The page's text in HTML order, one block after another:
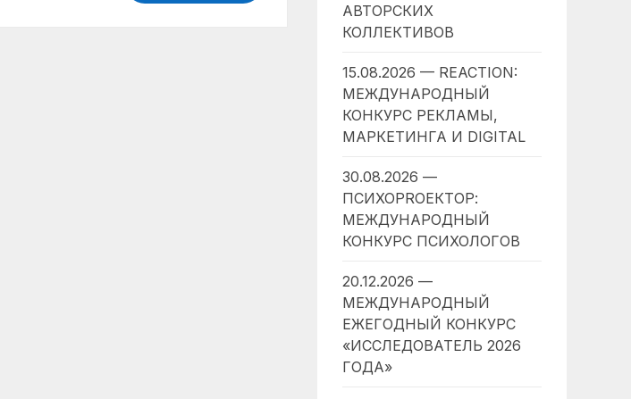
АВТОРСКИХ
КОЛЛЕКТИВОВ
15.08.2026 — REACTION:
МЕЖДУНАРОДНЫЙ
КОНКУРС РЕКЛАМЫ,
МАРКЕТИНГА И DIGITAL
30.08.2026 —
ПСИХОPROЕКТОР:
МЕЖДУНАРОДНЫЙ
КОНКУРС ПСИХОЛОГОВ
20.12.2026 —
МЕЖДУНАРОДНЫЙ
ЕЖЕГОДНЫЙ КОНКУРС
«ИССЛЕДОВАТЕЛЬ 2026
ГОДА»